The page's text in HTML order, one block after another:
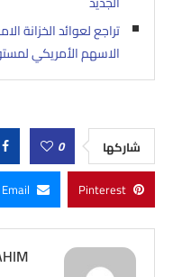
تراجع لعوائد الخزانة
الاسهم الأمريكي
شاركها 0
Pinterest
Email